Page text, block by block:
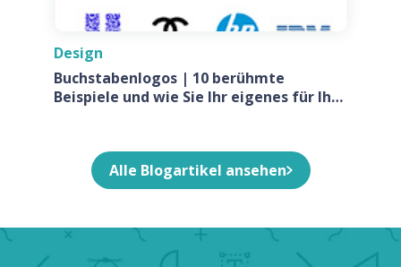
Design
Buchstabenlogos | 10 berühmte
Beispiele und wie Sie Ihr eigenes für Ihr
Alle Blogartikel ansehen